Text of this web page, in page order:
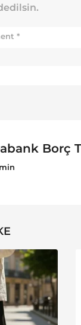
Borç